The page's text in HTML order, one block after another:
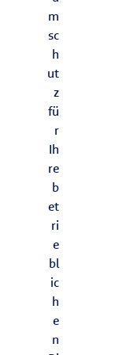
m
sc
h
ut
z
fü
r
Ih
re
b
et
ri
e
bl
ic
h
e
n